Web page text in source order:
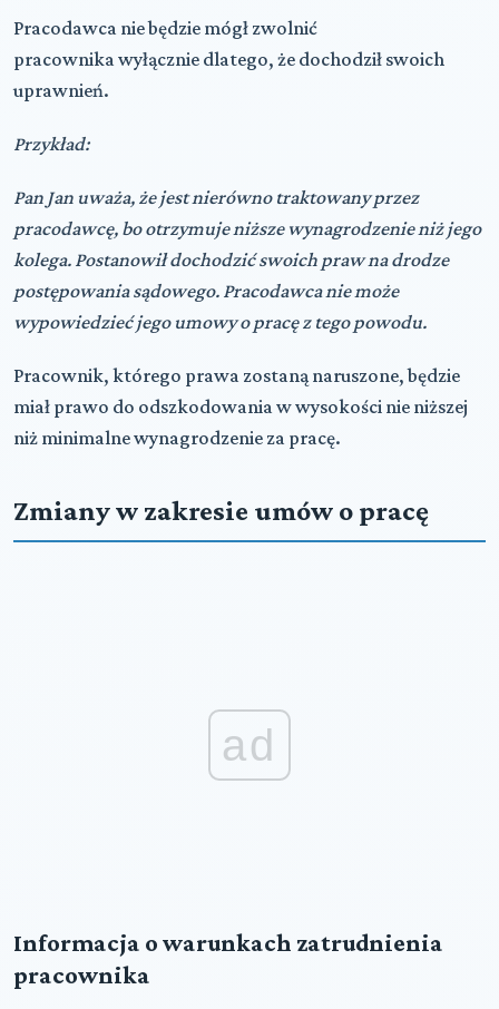
Pracodawca nie będzie mógł zwolnić
pracownika wyłącznie dlatego, że dochodził swoich
uprawnień.
Przykład:
Pan Jan uważa, że jest nierówno traktowany przez
pracodawcę, bo otrzymuje niższe wynagrodzenie niż jego
kolega. Postanowił dochodzić swoich praw na drodze
postępowania sądowego. Pracodawca nie może
wypowiedzieć jego umowy o pracę z tego powodu.
Pracownik, którego prawa zostaną naruszone, będzie
miał prawo do odszkodowania w wysokości nie niższej
niż minimalne wynagrodzenie za pracę.
Zmiany w zakresie umów o pracę
ad
Informacja o warunkach zatrudnienia
pracownika